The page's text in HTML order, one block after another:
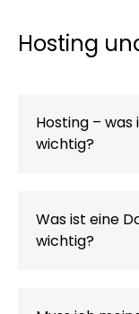
Hosting
Hosting – was
wichtig?
Server zu
Uhr im
Hostings
Was ist eine
wichtig?